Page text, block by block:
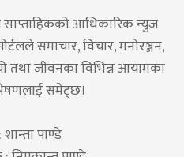
साप्ताहिकको आधिकारिक न्युज
समाचार, विचार, मनोरञ्जन,
तथा जीवनका विभिन्न आयामका
समेट्छ।
पाण्डे